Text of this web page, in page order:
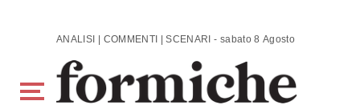
Skip to main content ANALISI | COMMENTI | SCENARI - sabato 8 Agosto 2026